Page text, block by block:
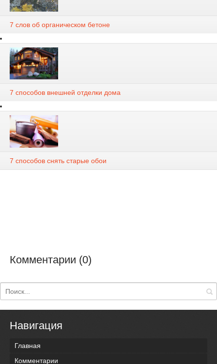
7 слов об органическом бетоне
7 способов внешней отделки дома
7 способов снять старые обои
Комментарии (0)
Навигация
Главная
Комментарии